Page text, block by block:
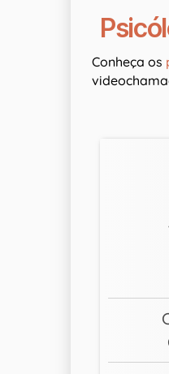
Conheça os